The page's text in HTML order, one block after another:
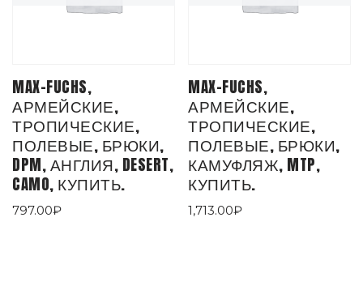
MAX-FUCHS,
АРМЕЙСКИЕ,
ТРОПИЧЕСКИЕ,
ПОЛЕВЫЕ, БРЮКИ,
DPM, АНГЛИЯ, DESERT,
CAMO, КУПИТЬ.
797.00₽
MAX-FUCHS,
АРМЕЙСКИЕ,
ТРОПИЧЕСКИЕ,
ПОЛЕВЫЕ, БРЮКИ,
КАМУФЛЯЖ, MTP,
КУПИТЬ.
1,713.00₽